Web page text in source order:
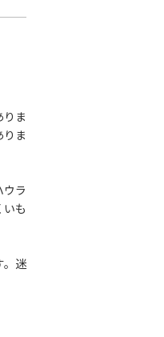
ま
ま
ラ
も
。迷